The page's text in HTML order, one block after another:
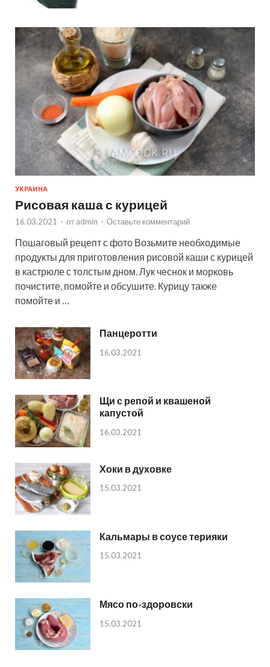
УКРАИНА
Рисовая каша с курицей
16.03.2021 - от admin - Оставьте комментарий
Пошаговый рецепт с фото Возьмите необходимые
продукты для приготовления рисовой каши с курицей
в кастрюле с толстым дном. Лук чеснок и морковь
почистите, помойте и обсушите. Курицу также
помойте и …
Панцеротти
16.03.2021
Щи с репой и квашеной
капустой
16.03.2021
Хоки в духовке
15.03.2021
Кальмары в соусе терияки
15.03.2021
Мясо по-здоровски
15.03.2021